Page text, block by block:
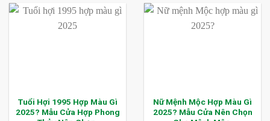
Tuổi Hợi 1995 Hợp Màu Gì
2025? Mẫu Cửa Hợp Phong
Nữ Mệnh Mộc Hợp Màu Gì
2025? Mẫu Cửa Nên Chọn